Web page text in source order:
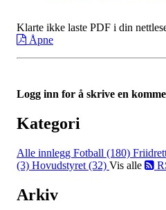
Klarte ikke laste PDF i din
Åpne
Logg inn for å skrive en
Kategori
Alle innlegg Fotball (180)
(3) Hovudstyret (32) Vis alle
Arkiv